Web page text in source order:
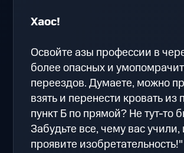
Хаос!
Освойте азы профессии в
более опасных и
переездов. Думаете, можно
взять и перенести кровать из
пункт Б по прямой? Не тут-то
Забудьте все, чему вас учили,
проявите изобретательность!"